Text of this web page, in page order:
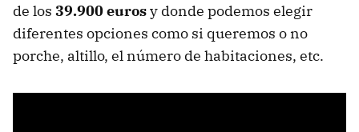
de los 39.900 eurosy donde podemos elegir
diferentes opciones como si queremos o no
porche, altillo, el número de habitaciones, etc.